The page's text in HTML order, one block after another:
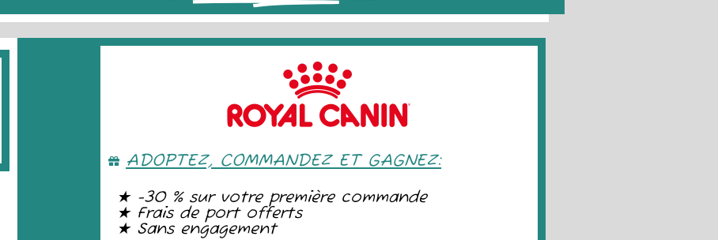
ADOPTEZ, COMMANDEZ ET GAGNEZ:
★ -30 % sur votre première commande
★ Frais de port offerts
★ Sans engagement